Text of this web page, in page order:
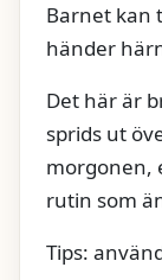
Barnet kan
händer
Det här är
sprids ut
morgonen,
rutin som
Tips: